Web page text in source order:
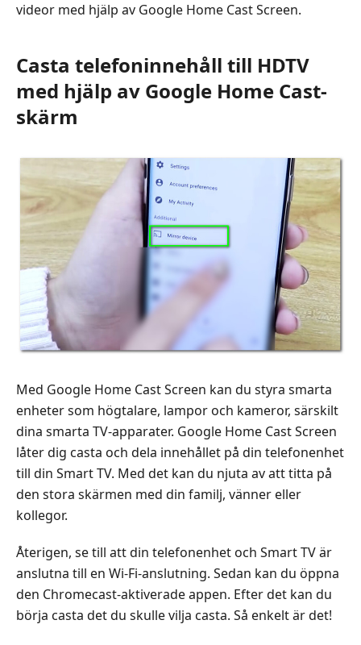
videor med hjälp av Google Home Cast Screen.
Casta telefoninnehåll till HDTV
med hjälp av Google Home Cast-
skärm
Med Google Home Cast Screen kan du styra smarta
enheter som högtalare, lampor och kameror, särskilt
dina smarta TV-apparater. Google Home Cast Screen
låter dig casta och dela innehållet på din telefonenhet
till din Smart TV. Med det kan du njuta av att titta på
den stora skärmen med din familj, vänner eller
kollegor.
Återigen, se till att din telefonenhet och Smart TV är
anslutna till en Wi-Fi-anslutning. Sedan kan du öppna
den Chromecast-aktiverade appen. Efter det kan du
börja casta det du skulle vilja casta. Så enkelt är det!